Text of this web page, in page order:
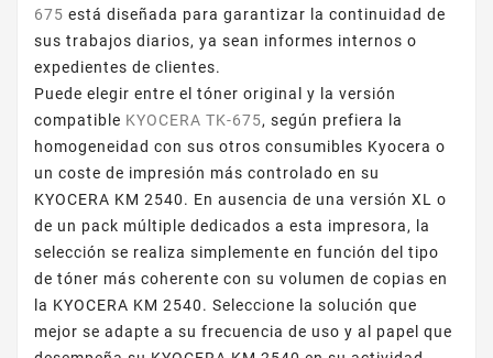
675 está diseñada para garantizar la continuidad de
sus trabajos diarios, ya sean informes internos o
expedientes de clientes.
Puede elegir entre el tóner original y la versión
compatible KYOCERA TK-675, según prefiera la
homogeneidad con sus otros consumibles Kyocera o
un coste de impresión más controlado en su
KYOCERA KM 2540. En ausencia de una versión XL o
de un pack múltiple dedicados a esta impresora, la
selección se realiza simplemente en función del tipo
de tóner más coherente con su volumen de copias en
la KYOCERA KM 2540. Seleccione la solución que
mejor se adapte a su frecuencia de uso y al papel que